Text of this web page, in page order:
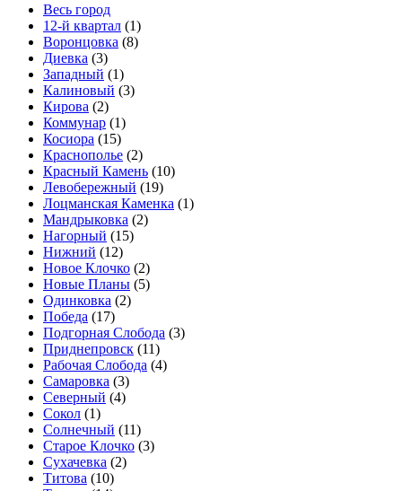
Весь город
12-й квартал (1)
Воронцовка (8)
Диевка (3)
Западный (1)
Калиновый (3)
Кирова (2)
Коммунар (1)
Косиора (15)
Краснополье (2)
Красный Камень (10)
Левобережный (19)
Лоцманская Каменка (1)
Мандрыковка (2)
Нагорный (15)
Нижний (12)
Новое Клочко (2)
Новые Планы (5)
Одинковка (2)
Победа (17)
Подгорная Слобода (3)
Приднепровск (11)
Рабочая Слобода (4)
Самаровка (3)
Северный (4)
Сокол (1)
Солнечный (11)
Старое Клочко (3)
Сухачевка (2)
Титова (10)